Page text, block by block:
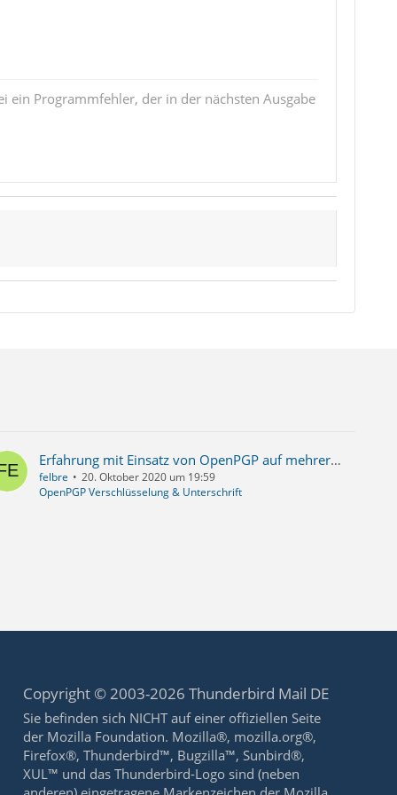
ein Programmfehler, der in der nächsten Ausgabe
Erfahrung mit Einsatz von OpenPGP auf mehreren Rechnern und unter verschiedenen Betriebssystemen?
felbre
20. Oktober 2020 um 19:59
OpenPGP Verschlüsselung & Unterschrift
Copyright © 2003-2026 Thunderbird Mail DE
Sie befinden sich NICHT auf einer offiziellen Seite
der Mozilla Foundation. Mozilla®, mozilla.org®,
Firefox®, Thunderbird™, Bugzilla™, Sunbird®,
XUL™ und das Thunderbird-Logo sind (neben